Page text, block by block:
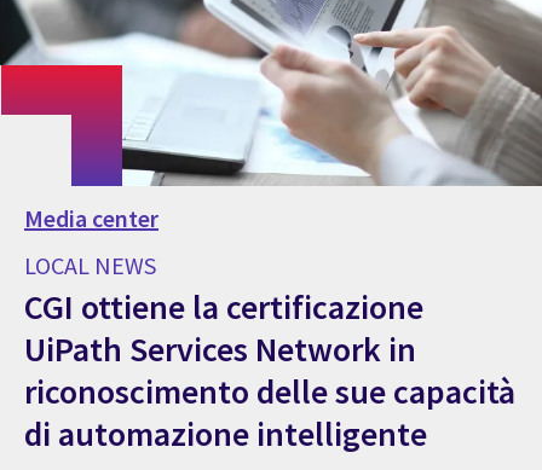
Media center
LOCAL NEWS
CGI ottiene la certificazione
UiPath Services Network in
riconoscimento delle sue capacità
di automazione intelligente